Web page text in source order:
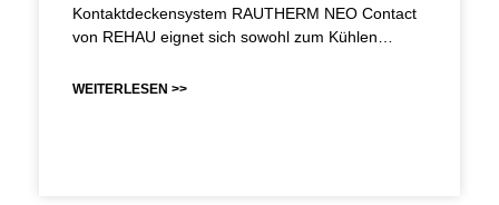
Kontaktdeckensystem RAUTHERM NEO Contact
von REHAU eignet sich sowohl zum Kühlen…
WEITERLESEN >>